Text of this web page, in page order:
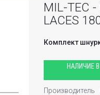
MIL-TEC -
LACES
Комплект
НАЛИЧИЕ
Производитель